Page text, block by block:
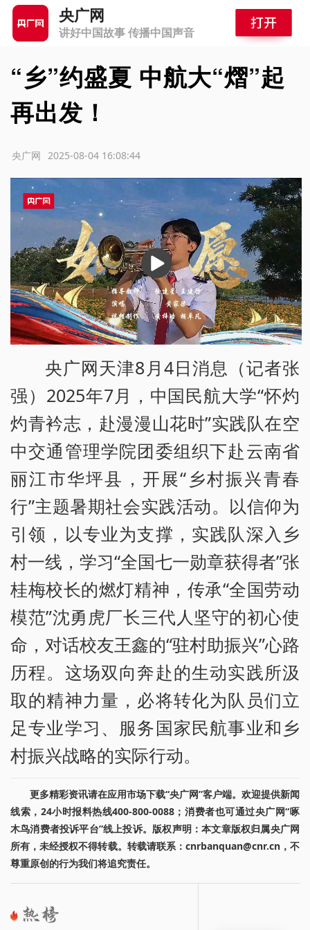
央广网
讲好中国故事 传播中国声音
“乡”约盛夏 中航大“熠”起
再出发！
2025-08-04 16:08:44
央广网
播
放
央广网天津8月4日消息（记者张
强）2025年7月，中国民航大学“怀灼
灼青衿志，赴漫漫山花时”实践队在空
中交通管理学院团委组织下赴云南省
丽江市华坪县，开展“乡村振兴青春
行”主题暑期社会实践活动。以信仰为
引领，以专业为支撑，实践队深入乡
村一线，学习“全国七一勋章获得者”张
桂梅校长的燃灯精神，传承“全国劳动
模范”沈勇虎厂长三代人坚守的初心使
命，对话校友王鑫的“驻村助振兴”心路
历程。这场双向奔赴的生动实践所汲
取的精神力量，必将转化为队员们立
足专业学习、服务国家民航事业和乡
村振兴战略的实际行动。
更多精彩资讯请在应用市场下载“央广网”客户端。欢迎提供新闻
线索，24小时报料热线400-800-0088；消费者也可通过央广网“啄
木鸟消费者投诉平台”线上投诉。版权声明：本文章版权归属央广网
所有，未经授权不得转载。转载请联系：cnrbanquan@cnr.cn，不
尊重原创的行为我们将追究责任。